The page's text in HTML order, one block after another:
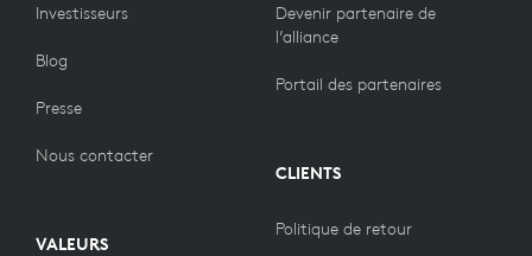
Investisseurs
Blog
Presse
Nous contacter
VALEURS
Devenir partenaire de
l’alliance
Portail des partenaires
CLIENTS
Politique de retour